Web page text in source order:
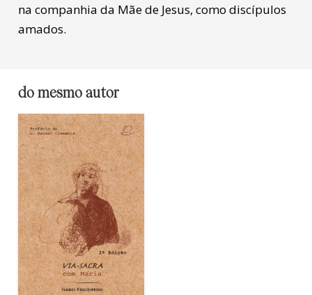
na companhia da Mãe de Jesus, como discípulos
amados.
do mesmo autor